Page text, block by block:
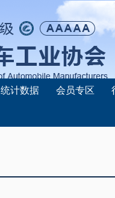
统计数据 会员专区